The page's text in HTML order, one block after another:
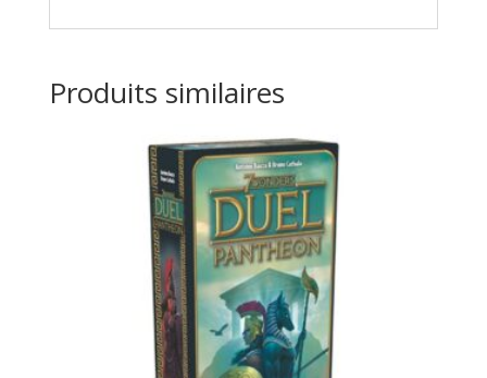
Produits similaires